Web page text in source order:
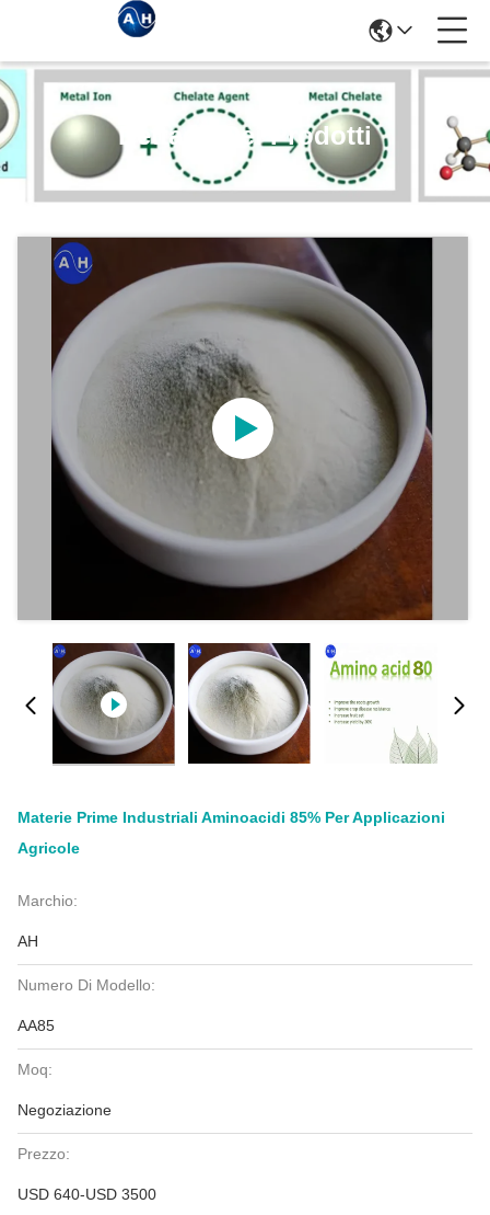
Dettagli Dei Prodotti
Materie Prime Industriali Aminoacidi 85% Per Applicazioni
Agricole
Marchio:
AH
Numero Di Modello:
AA85
Moq:
Negoziazione
Prezzo:
USD 640-USD 3500